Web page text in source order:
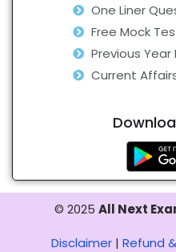
One Liner
Free Mock
Previous Year
Current
© 2025 All Next
Disclaimer| Refund